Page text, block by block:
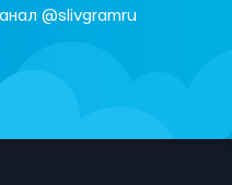
@slivgramru